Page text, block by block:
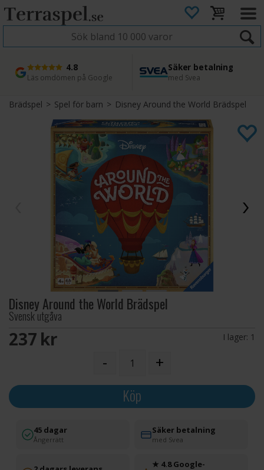
4.8
Läs omdömen på Google
Säker betalning
med Svea
Snabb leverans
Direkt från lager
45 dagars ångerrätt
Enkel retur
Brädspel>Spel för barn> Disney Around the World Brädspel
Disney Around the World Brädspel
Svensk utgåva
237 SEK I lager: 1
- +
Köp
45 dagar
Ångerrätt
Säker betalning
med Svea
★ 4.8 Google-